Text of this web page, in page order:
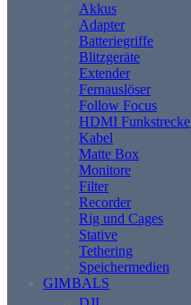
Akkus
Adapter
Batteriegriffe
Blitzgeräte
Extender
Fernauslöser
Follow Focus
HDMI Funkstrecke
Kabel
Matte Box
Monitore
Filter
Recorder
Rig und Cages
Stative
Tethering
Speichermedien
GIMBALS